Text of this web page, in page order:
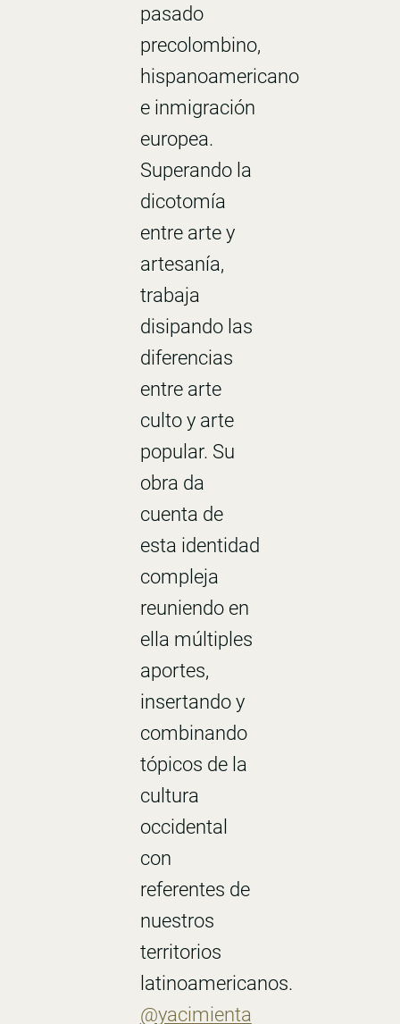
pasado
precolombino,
hispanoamericano
e inmigración
europea.
Superando la
dicotomía
entre arte y
artesanía,
trabaja
disipando las
diferencias
entre arte
culto y arte
popular. Su
obra da
cuenta de
esta identidad
compleja
reuniendo en
ella múltiples
aportes,
insertando y
combinando
tópicos de la
cultura
occidental
con
referentes de
nuestros
territorios
latinoamericanos.
@yacimienta